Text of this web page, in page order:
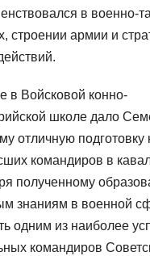
в военно-
строении армии и
в Войсковой конно-
школе дало
отличную подготовку
командиров в
полученному
знаниям в военной
одним из наиболее
командиров